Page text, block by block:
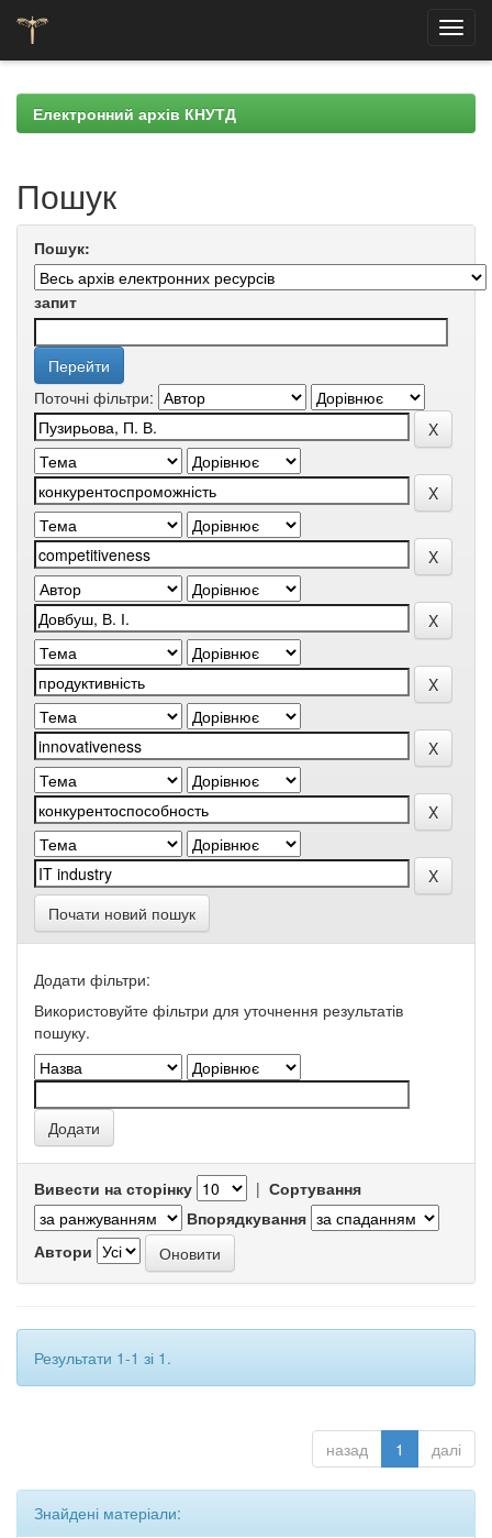
navigationЕлектронний архів КНУТД
Пошук
Пошук:
запит
Поточні фільтри:
Почати новий пошук
Додати фільтри:
Використовуйте фільтри для уточнення результатів
пошуку.
Вивести на сторінку | Сортування
Впорядкування
Автори
Результати 1-1 зі 1.
назад 1 далі
Знайдені матеріали: